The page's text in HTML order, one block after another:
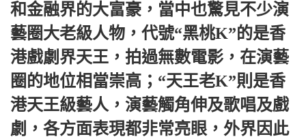
和金融界的大富豪，當中也驚見不少演
藝圈大老級人物，代號“黑桃K”的是香
港戲劇界天王，拍過無數電影，在演藝
圈的地位相當崇高；“天王老K”則是香
港天王級藝人，演藝觸角伸及歌唱及戲
劇，各方面表現都非常亮眼，外界因此